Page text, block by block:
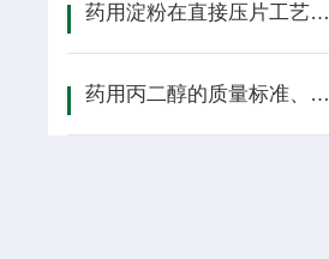
药用淀粉在直接压片工艺中的常见问题与解决方案
药用丙二醇的质量标准、制剂应用及管控技术要点